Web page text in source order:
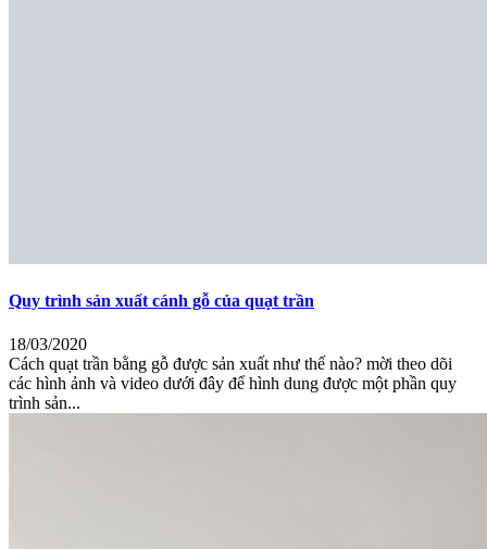
Quy trình sản xuất cánh gỗ của quạt trần
18/03/2020
Cách quạt trần bằng gỗ được sản xuất như thế nào? mời theo dõi
các hình ảnh và video dưới đây để hình dung được một phần quy
trình sản...